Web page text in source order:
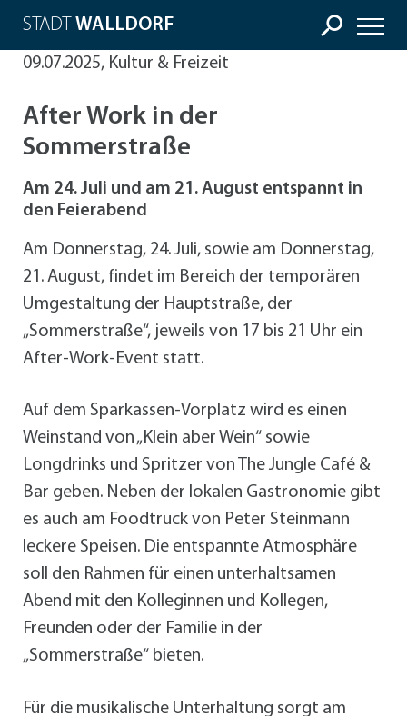
STADT WALLDORF
09.07.2025, Kultur & Freizeit
After Work in der
Sommerstraße
Am 24. Juli und am 21. August entspannt in
den Feierabend
Am Donnerstag, 24. Juli, sowie am Donnerstag,
21. August, findet im Bereich der temporären
Umgestaltung der Hauptstraße, der
„Sommerstraße“, jeweils von 17 bis 21 Uhr ein
After-Work-Event statt.
Auf dem Sparkassen-Vorplatz wird es einen
Weinstand von „Klein aber Wein“ sowie
Longdrinks und Spritzer von The Jungle Café &
Bar geben. Neben der lokalen Gastronomie gibt
es auch am Foodtruck von Peter Steinmann
leckere Speisen. Die entspannte Atmosphäre
soll den Rahmen für einen unterhaltsamen
Abend mit den Kolleginnen und Kollegen,
Freunden oder der Familie in der
„Sommerstraße“ bieten.
Für die musikalische Unterhaltung sorgt am